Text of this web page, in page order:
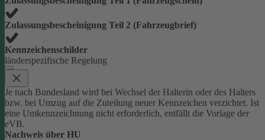
Zulassungsbescheinigung Teil 2 (Fahrzeugbrief)
Kennzeichenschilder
länderspezifische Regelung
Je nach Bundesland wird bei Wechsel der Halterin oder des Halters
bzw. bei Umzug auf die Zuteilung neuer Kennzeichen verzichtet. Ist
eine Umkennzeichnung nicht erforderlich, entfällt die Vorlage der
eVB.
Nachweis über HU